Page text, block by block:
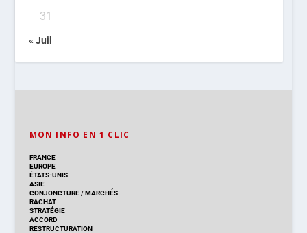
31
« Juil
MON INFO EN 1 CLIC
FRANCE
EUROPE
ÉTATS-UNIS
ASIE
CONJONCTURE/MARCHÉS
RACHAT
STRATÉGIE
ACCORD
RESTRUCTURATION